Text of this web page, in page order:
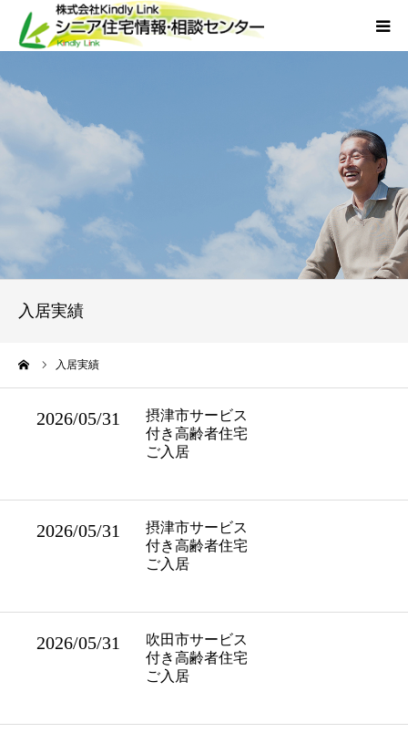
入居実績
入居実績
2026/05/31
摂津市サービス
付き高齢者住宅
ご入居
2026/05/31
摂津市サービス
付き高齢者住宅
ご入居
2026/05/31
吹田市サービス
付き高齢者住宅
ご入居
当社について
外国人人材採用
お問い合わせ